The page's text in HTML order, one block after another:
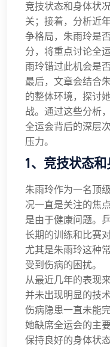
竞技状态和身体状
关；接着，分析近
争格局，朱雨玲是
分，将重点讨论全
雨玲错过此机会是
最后，文章会结合
的整体环境，探讨
战。通过这些分析
全运会背后的深层
压力。
1、竞技状态
朱雨玲作为一名顶
况一直是关注的焦
是由于健康问题。
长期的训练和比赛
尤其是朱雨玲这种
受到伤病的困扰。
从最近几年的表现
并未出现明显的技
伤病隐患一直未能
她缺席全运会的主
保持良好的身体状